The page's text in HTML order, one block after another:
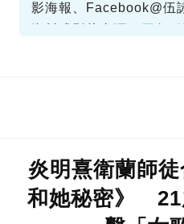
影海報、Facebook@伍
炎明熹衛蘭師
和她秘密》 21